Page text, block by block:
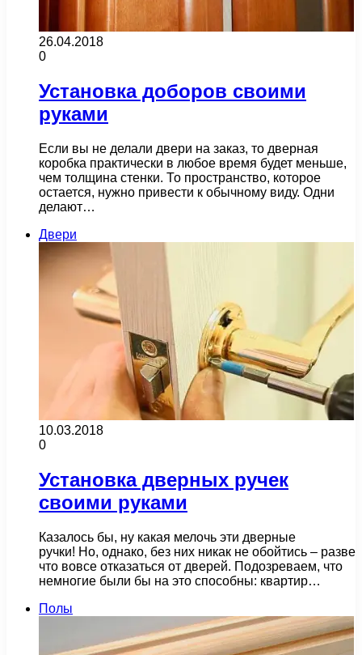
26.04.2018
0
Установка доборов своими
руками
Если вы не делали двери на заказ, то дверная
коробка практически в любое время будет меньше,
чем толщина стенки. То пространство, которое
остается, нужно привести к обычному виду. Одни
делают…
Двери
10.03.2018
0
Установка дверных ручек
своими руками
Казалось бы, ну какая мелочь эти дверные
ручки! Но, однако, без них никак не обойтись – разве
что вовсе отказаться от дверей. Подозреваем, что
немногие были бы на это способны: квартир…
Полы